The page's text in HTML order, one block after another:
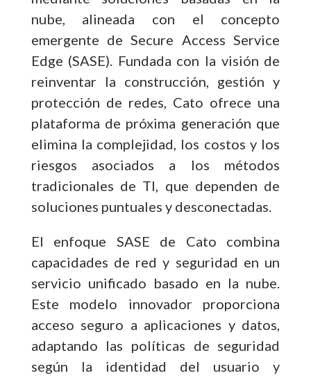
nube, alineada con el concepto
emergente de Secure Access Service
Edge (SASE). Fundada con la visión de
reinventar la construcción, gestión y
protección de redes, Cato ofrece una
plataforma de próxima generación que
elimina la complejidad, los costos y los
riesgos asociados a los métodos
tradicionales de TI, que dependen de
soluciones puntuales y desconectadas.
El enfoque SASE de Cato combina
capacidades de red y seguridad en un
servicio unificado basado en la nube.
Este modelo innovador proporciona
acceso seguro a aplicaciones y datos,
adaptando las políticas de seguridad
según la identidad del usuario y